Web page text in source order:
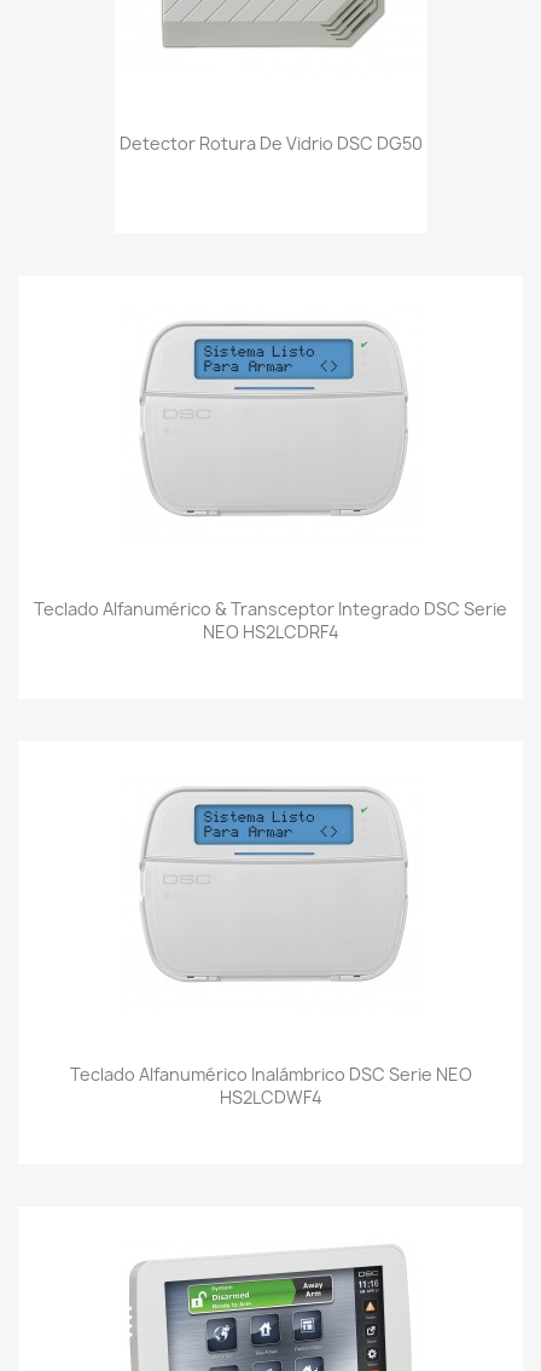
Detector Rotura De Vidrio DSC DG50
Teclado Alfanumérico & Transceptor Integrado DSC Serie
NEO HS2LCDRF4
Teclado Alfanumérico Inalámbrico DSC Serie NEO
HS2LCDWF4